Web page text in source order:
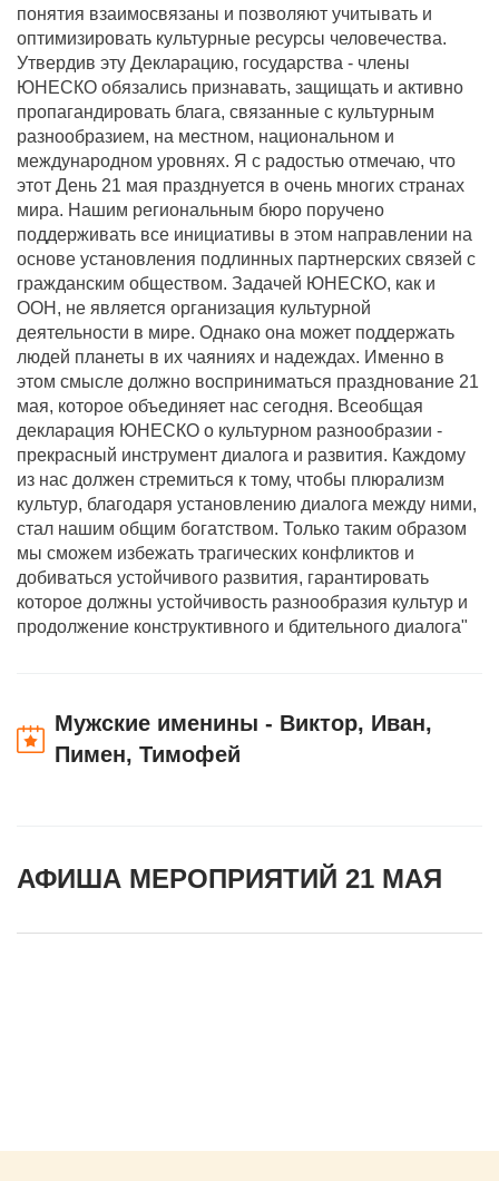
понятия взаимосвязаны и позволяют учитывать и
оптимизировать культурные ресурсы человечества.
Утвердив эту Декларацию, государства - члены
ЮНЕСКО обязались признавать, защищать и активно
пропагандировать блага, связанные с культурным
разнообразием, на местном, национальном и
международном уровнях. Я с радостью отмечаю, что
этот День 21 мая празднуется в очень многих странах
мира. Нашим региональным бюро поручено
поддерживать все инициативы в этом направлении на
основе установления подлинных партнерских связей с
гражданским обществом. Задачей ЮНЕСКО, как и
ООН, не является организация культурной
деятельности в мире. Однако она может поддержать
людей планеты в их чаяниях и надеждах. Именно в
этом смысле должно восприниматься празднование 21
мая, которое объединяет нас сегодня. Всеобщая
декларация ЮНЕСКО о культурном разнообразии -
прекрасный инструмент диалога и развития. Каждому
из нас должен стремиться к тому, чтобы плюрализм
культур, благодаря установлению диалога между ними,
стал нашим общим богатством. Только таким образом
мы сможем избежать трагических конфликтов и
добиваться устойчивого развития, гарантировать
которое должны устойчивость разнообразия культур и
продолжение конструктивного и бдительного диалога"
Мужские именины - Виктор, Иван,
Пимен, Тимофей
АФИША МЕРОПРИЯТИЙ 21 МАЯ